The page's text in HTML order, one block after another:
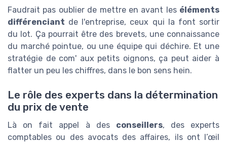
Faudrait pas oublier de mettre en avant les éléments
différenciant de l'entreprise, ceux qui la font sortir
du lot. Ça pourrait être des brevets, une connaissance
du marché pointue, ou une équipe qui déchire. Et une
stratégie de com' aux petits oignons, ça peut aider à
flatter un peu les chiffres, dans le bon sens hein.
Le rôle des experts dans la détermination
du prix de vente
Là on fait appel à des conseillers, des experts
comptables ou des avocats des affaires, ils ont l’œil